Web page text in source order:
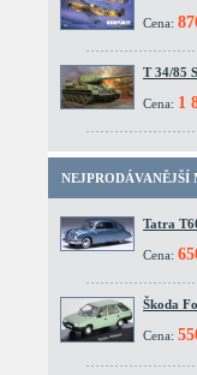
Cena:
T 34/85
Cena: 1
NEJPRODÁVANĚJŠÍ
Tatra
Cena:
Škoda
Cena: